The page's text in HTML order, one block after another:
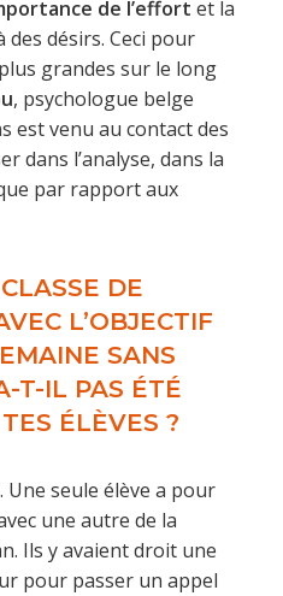
de l’effort et la
des désirs. Ceci pour
grandes sur le long
, psychologue belge
est venu au contact des
dans l’analyse, dans la
par rapport aux
DE
L’OBJECTIF
SANS
T-IL PAS ÉTÉ
ÉLÈVES ?
Une seule élève a pour
une autre de la
Ils y avaient droit une
pour passer un appel